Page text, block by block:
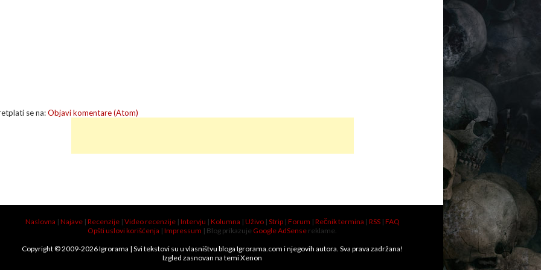
se na:Objavi komentare (Atom)
Naslovna | Najave| Recenzije| Video recenzije| Intervju | Kolumna | Uživo| Strip| Forum | Rečnik termina | RSS| FAQ
Opšti uslovi korišćenja | Impressum | Blog prikazuje Google AdSense reklame.
Copyright © 2009-2026Igrorama | Svi tekstovi su u vlasništvu bloga Igrorama.com i njegovih autora. Sva prava zadržana!
Izgled zasnovan na temiXenon